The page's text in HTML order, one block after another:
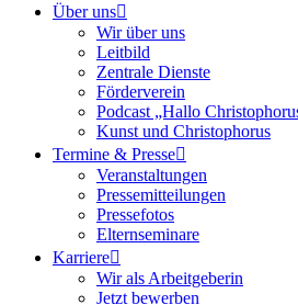
Über uns
Wir über uns
Leitbild
Zentrale Dienste
Förderverein
Podcast „Hallo
Kunst und Christophorus
Termine & Presse
Veranstaltungen
Pressemitteilungen
Pressefotos
Elternseminare
Karriere
Wir als Arbeitgeberin
Jetzt bewerben